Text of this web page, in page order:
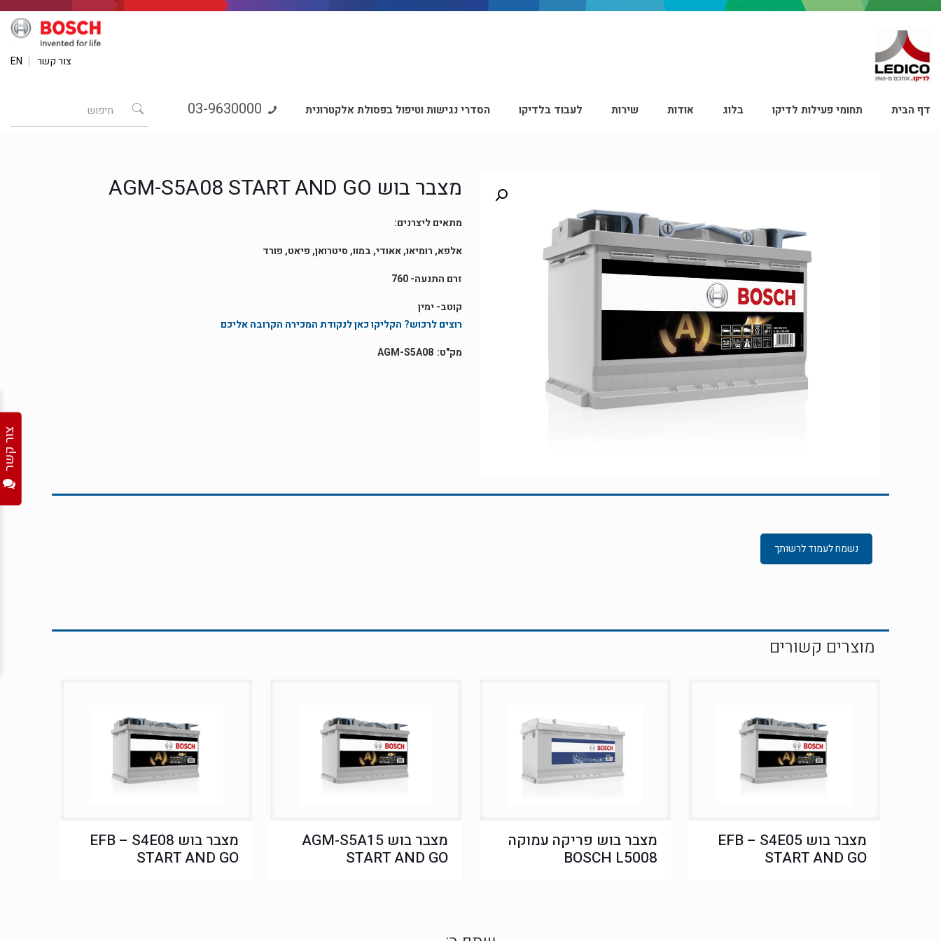
דף הבית תחומי פעילות לדיקו בלוג אודות שירות לעבוד בלדיקו הסדרי נגישות וטיפול בפסולת אלקטרונית
צור קשר EN
מצבר בוש AGM-S5A08 START AND GO
מתאים ליצרנים:
אלפא, רומיאו, אאודי, במוו, סיטרואן, פיאט, פורד
זרם התנעה- 760
קוטב- ימין
רוצים לרכוש? הקליקו כאן לנקודת המכירה הקרובה אליכם
AGM-S5A08
נשמח לעמוד לרשותך
מצבר בוש EFB – S4E05
START AND GO
מצבר בוש פריקה עמוקה
BOSCH L5008
מצבר בוש AGM-S5A15
START AND GO
מצבר בוש EFB – S4E08
START AND GO
צור קשר